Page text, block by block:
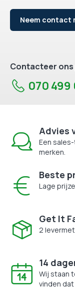
Neem contact
Contacteer
070 499
Advies
Een
merken.
Beste
Lage
Get It
2
14
Wij staan
vinden